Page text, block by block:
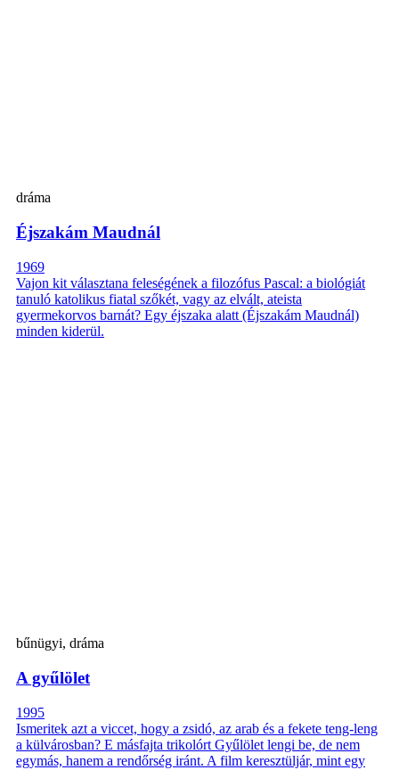
dráma
Éjszakám Maudnál
1969
Vajon kit választana feleségének a filozófus Pascal: a biológiát
tanuló katolikus fiatal szőkét, vagy az elvált, ateista
gyermekorvos barnát? Egy éjszaka alatt (Éjszakám Maudnál)
minden kiderül.
bűnügyi, dráma
A gyűlölet
1995
Ismeritek azt a viccet, hogy a zsidó, az arab és a fekete teng-leng
a külvárosban? E másfajta trikolórt Gyűlölet lengi be, de nem
egymás, hanem a rendőrség iránt. A film keresztüljár, mint egy